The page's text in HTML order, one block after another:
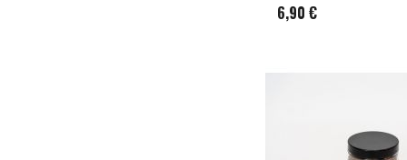
6,90 €